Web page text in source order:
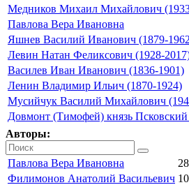
Медников Михаил Михайлович
Павлова Вера Ивановна
Яшнев Василий Иванович (1879-
Левин Натан Феликсович (1928-
Василев Иван Иванович (1836-1901)
Ленин Владимир Ильич (1870-1924)
Мусийчук Василий Михайлович
Довмонт (Тимофей) князь Псковский
Авторы:
Павлова Вера Ивановна
Филимонов Анатолий Васильевич